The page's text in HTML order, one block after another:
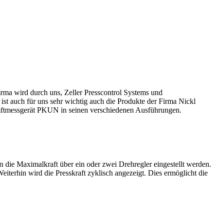
wird durch uns, Zeller Presscontrol Systems und
auch für uns sehr wichtig auch die Produkte der Firma Nickl
PKUN in seinen verschiedenen Ausführungen.
Maximalkraft über ein oder zwei Drehregler eingestellt werden.
wird die Presskraft zyklisch angezeigt. Dies ermöglicht die